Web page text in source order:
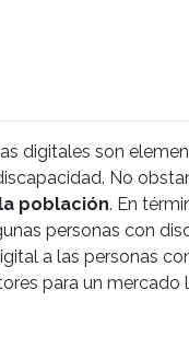
digitales son
No
población. En
personas con
a las personas
para un mercado